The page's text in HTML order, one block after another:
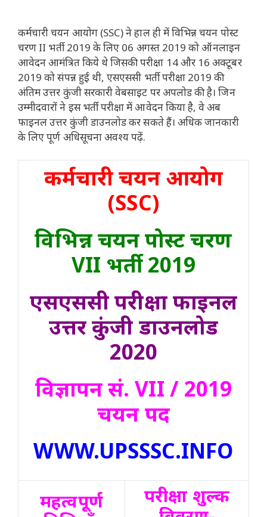
कर्मचारी चयन आयोग (SSC) ने हाल ही में विभिन्न चयन पोस्ट
चरण II भर्ती 2019 के लिए 06 अगस्त 2019 को ऑनलाइन
आवेदन आमंत्रित किये थे जिसकी परीक्षा 14 और 16 अक्टूबर
2019 को संपन्न हुई थी, एसएससी भर्ती परीक्षा 2019 की
अंतिम उत्तर कुंजी सरकारी वेबसाइट पर अपलोड की है। जिन
उम्मीदवारों ने इस भर्ती परीक्षा में आवेदन किया है, वे अब
फाइनल उत्तर कुंजी डाउनलोड कर सकते हैं। अधिक जानकारी
के लिए पूर्ण अधिसूचना अवश्य पढ़ें.
कर्मचारी चयन आयोग
(SSC)
विभिन्न चयन पोस्ट चरण
VII भर्ती 2019
एसएससी परीक्षा फाइनल
उत्तर कुंजी डाउनलोड
2020
विज्ञापन सं. VII / 2019
चयन पद
WWW.UPSSSC.INFO
महत्वपूर्ण
परीक्षा शुल्क